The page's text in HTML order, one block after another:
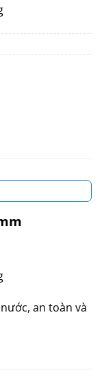
an toàn và